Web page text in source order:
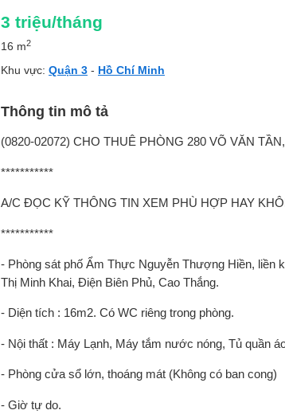
3 triệu/tháng
16 m2
Khu vực: Quận 3 - Hồ Chí Minh
Thông tin mô tả
(0820-02072) CHO THUÊ PHÒNG 280 VÕ VĂN
***********
A/C ĐỌC KỸ THÔNG TIN XEM PHÙ HỢP HAY
***********
- Phòng sát phố Ẩm Thực Nguyễn Thượng Hiền, liền
Thị Minh Khai, Điện Biên Phủ, Cao Thắng.
- Diện tích : 16m2. Có WC riêng trong phòng.
- Nội thất : Máy Lạnh, Máy tắm nước nóng, Tủ quần
- Phòng cửa sổ lớn, thoáng mát (Không có ban cong)
- Giờ tự do.